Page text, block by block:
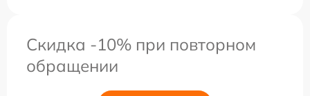
Скидка -10% при повторном
обращении